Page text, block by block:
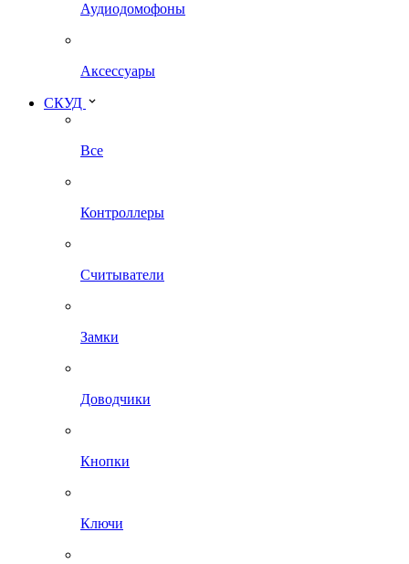
Аудиодомофоны
Аксессуары
СКУД
Все
Контроллеры
Считыватели
Замки
Доводчики
Кнопки
Ключи